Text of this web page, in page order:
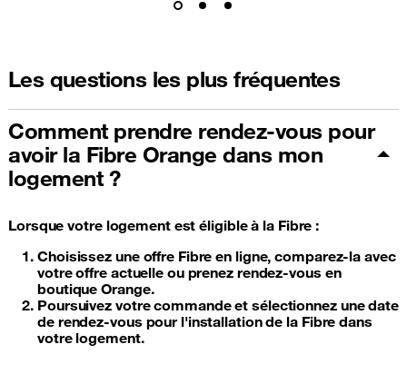
Les questions les plus fréquentes
Comment prendre rendez-vous pour
avoir la Fibre Orange dans mon
logement ?
Lorsque votre logement est éligible à la Fibre :
Choisissez une offre Fibre en ligne, comparez-la avec
votre offre actuelle ou prenez rendez-vous en
boutique Orange.
Poursuivez votre commande et sélectionnez une date
de rendez-vous pour l'installation de la Fibre dans
votre logement.